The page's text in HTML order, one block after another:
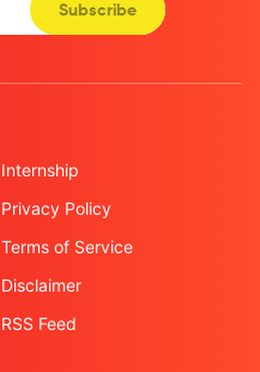
Subscribe
Internship
Privacy Policy
Terms of Service
Disclaimer
RSS Feed